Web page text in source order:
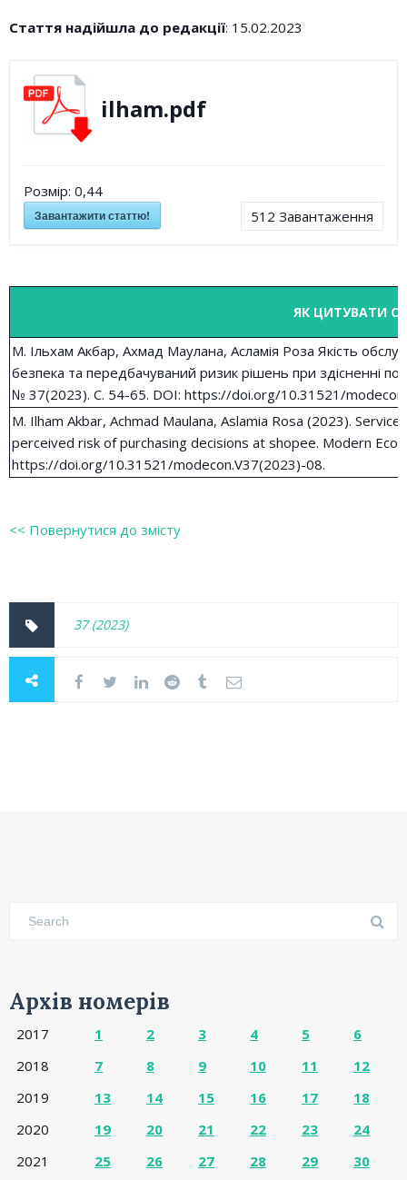
Стаття надійшла до редакції: 15.02.2023
ilham.pdf
Розмір: 0,44
Завантажити статтю! 512 Завантаження
ЯК ЦИТУВАТИ
М. Ільхам Акбар, Ахмад Маулана, Асламія Роза Якість
безпека та передбачуваний ризик рішень при здісненні
№ 37(2023). С. 54-65. DOI: https://doi.org/10.31521/
M. Ilham Akbar, Achmad Maulana, Aslamia Rosa (2023).
perceived risk of purchasing decisions at shopee. Modern
https://doi.org/10.31521/modecon.V37(2023)-08.
<< Повернутися до змісту
37 (2023)
Архів номерів
2017 1 2 3 4 5
6
2018
7 8 9 10 11
12
2019
13 14 15 16 17
18
2020
19 20 21 22 23
24
2021
25 26 27 28 29
30